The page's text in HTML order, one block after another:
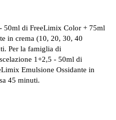
50ml di FreeLimix Color + 75ml
in crema (10, 20, 30, 40
Per la famiglia di
1+2,5 - 50ml di
Emulsione Ossidante in
45 minuti.